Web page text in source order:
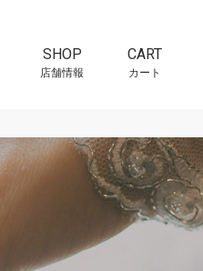
SHOP
店舗情報
CART
カート